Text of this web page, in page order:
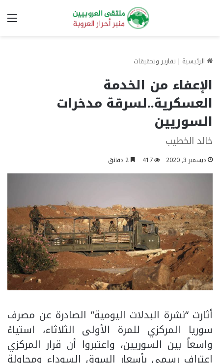
الرئيسية | تقارير وتحقيقات
الإعفاء من الخدمة
العسكرية..لسرقة مدخرات
السوريين
خالد الخطيب
ديسمبر 3, 2020 417
أثارت “نشرة البدلات اليومية” الصادرة عن مصرف
سوريا المركزي للمرة الأولى الثلاثاء، استياءً
واسعاً بين السوريين، واعتبروا أن قرار المركزي
اعتراف رسمي بأسعار السوق السوداء ومحاولة